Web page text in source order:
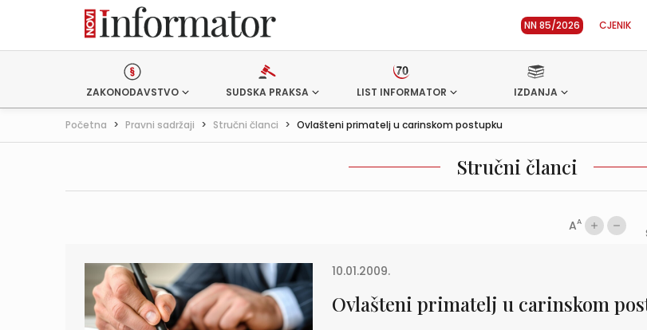
NN 85/2026 CJENIK
ZAKONODAVSTVO SUDSKA PRAKSA LIST INFORMATOR IZDANJA
Početna > Pravni sadržaji > Stručni članci > Ovlašteni primatelj u carinskom postupku
Stručni članci
AA
10.01.2009.
Ovlašteni primatelj u carinskom